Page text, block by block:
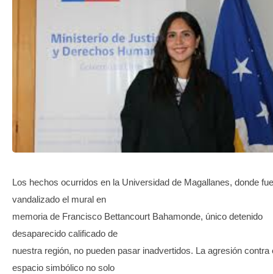
GALERIA DE FOTOS
APP MÓVIL
TRANSPARENCIA
Los hechos ocurridos en la Universidad de Magallanes, donde fue
vandalizado el mural en
memoria de Francisco Bettancourt Bahamonde, único detenido
desaparecido calificado de
nuestra región, no pueden pasar inadvertidos. La agresión contra
espacio simbólico no solo